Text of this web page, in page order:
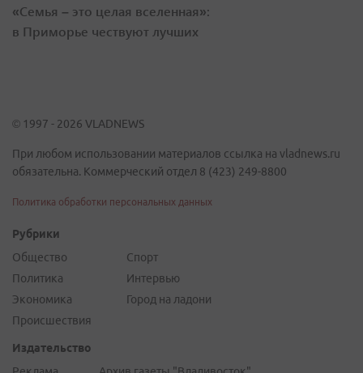
«Семья – это целая вселенная»:
в Приморье чествуют лучших
© 1997 - 2026 VLADNEWS
При любом использовании материалов ссылка на vladnews.ru
обязательна. Коммерческий отдел 8 (423) 249-8800
Политика обработки персональных данных
Рубрики
Общество
Политика
Экономика
Происшествия
Спорт
Интервью
Город на ладони
Издательство